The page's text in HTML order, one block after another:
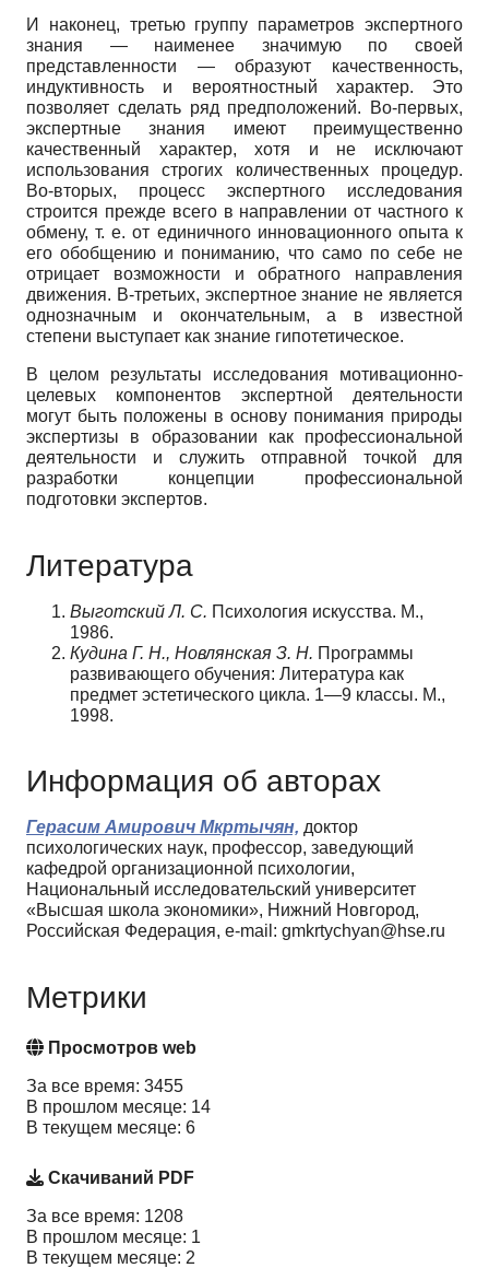
И наконец, третью группу параметров экспертного
знания — наименее значимую по своей
представленности — образуют качественность,
индуктивность и вероятностный характер. Это
позволяет сделать ряд предположений. Во-первых,
экспертные знания имеют преимущественно
качественный характер, хотя и не исключают
использования строгих количественных процедур.
Во-вторых, процесс экспертного исследования
строится прежде всего в направлении от частного к
обмену, т. е. от единичного инновационного опыта к
его обобщению и пониманию, что само по себе не
отрицает возможности и обратного направления
движения. В-третьих, экспертное знание не является
однозначным и окончательным, а в известной
степени выступает как знание гипотетическое.
В целом результаты исследования мотивационно-
целевых компонентов экспертной деятельности
могут быть положены в основу понимания природы
экспертизы в образовании как профессиональной
деятельности и служить отправной точкой для
разработки концепции профессиональной
подготовки экспертов.
Литература
Выготский Л. С. Психология искусства. М.,
1986.
Кудина Г. Н., Новлянская З. Н. Программы
развивающего обучения: Литература как
предмет эстетического цикла. 1—9 классы. М.,
1998.
Информация об авторах
Герасим Амирович Мкртычян, доктор
психологических наук, профессор, заведующий
кафедрой организационной психологии,
Национальный исследовательский университет
«Высшая школа экономики», Нижний Новгород,
Российская Федерация, e-mail: gmkrtychyan@hse.ru
Метрики
Просмотров web
За все время: 3455
В прошлом месяце: 14
В текущем месяце: 6
Скачиваний PDF
За все время: 1208
В прошлом месяце: 1
В текущем месяце: 2